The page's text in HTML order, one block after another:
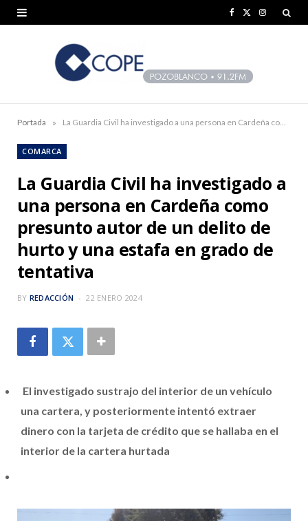
e
k e
)
I
a
m
Portada »
COMARCA
La Guardia Civil ha investigado a
una persona en Cardeña como
presunto autor de un delito de
hurto y una estafa en grado de
tentativa
BY REDACCIÓN 22 ENERO 2024
El investigado sustrajo del interior de un vehículo
una cartera, y posteriormente intentó extraer
dinero con la tarjeta de crédito que se hallaba en el
interior de la cartera hurtada